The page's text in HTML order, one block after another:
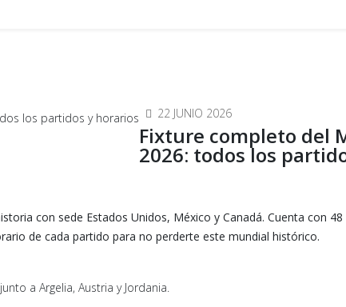
22 JUNIO 2026
Fixture completo del
2026: todos los
con sede Estados Unidos, México y Canadá. Cuenta con
de cada partido para no perderte este mundial histórico.
junto a Argelia, Austria y Jordania.